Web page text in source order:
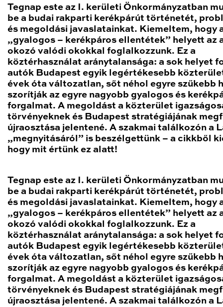
Tegnap este az I. kerületi Önkormányzatban
be a budai rakparti kerékpárút történetét,
és megoldási javaslatainkat. Kiemeltem, hogy
„gyalogos – kerékpáros ellentétek” helyett az
okozó valódi okokkal foglalkozzunk. Ez a
köztérhasználat aránytalansága: a sok helyet
autók Budapest egyik legértékesebb
évek óta változatlan, sőt néhol egyre szűkebb
szorítják az egyre nagyobb gyalogos és
forgalmat. A megoldást a közterület
törvényeknek és Budapest stratégiájának
újraosztása jelentené. A szakmai találkozón a
„megnyitásáról” is beszélgettünk – a cikkből
hogy mit értünk ez alatt!
Tegnap este az I. kerületi Önkormányzatban
be a budai rakparti kerékpárút történetét,
és megoldási javaslatainkat. Kiemeltem, hogy
„gyalogos – kerékpáros ellentétek” helyett az
okozó valódi okokkal foglalkozzunk. Ez a
köztérhasználat aránytalansága: a sok helyet
autók Budapest egyik legértékesebb
évek óta változatlan, sőt néhol egyre szűkebb
szorítják az egyre nagyobb gyalogos és
forgalmat. A megoldást a közterület
törvényeknek és Budapest stratégiájának
újraosztása jelentené. A szakmai találkozón a